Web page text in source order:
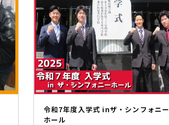
令和7年度入学式 inザ・シンフォニー
ホール